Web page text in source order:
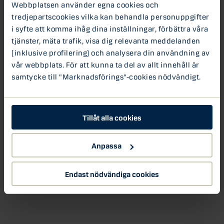
Webbplatsen använder egna cookies och
tredjepartscookies vilka kan behandla personuppgifter
i syfte att komma ihåg dina inställningar, förbättra våra
tjänster, mäta trafik, visa dig relevanta meddelanden
(inklusive profilering) och analysera din användning av
vår webbplats. För att kunna ta del av allt innehåll är
samtycke till "Marknadsförings"-cookies nödvändigt.
Tillåt alla cookies
Anpassa
Endast nödvändiga cookies